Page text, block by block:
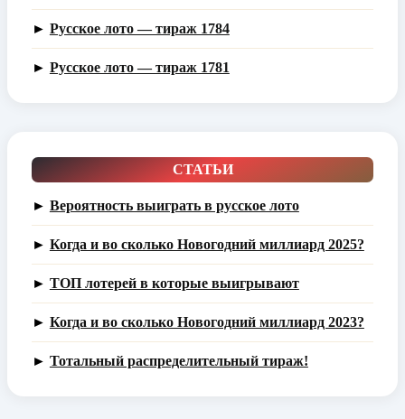
► Русское лото — тираж 1784
► Русское лото — тираж 1781
СТАТЬИ
► Вероятность выиграть в русское лото
► Когда и во сколько Новогодний миллиард 2025?
► ТОП лотерей в которые выигрывают
► Когда и во сколько Новогодний миллиард 2023?
► Тотальный распределительный тираж!